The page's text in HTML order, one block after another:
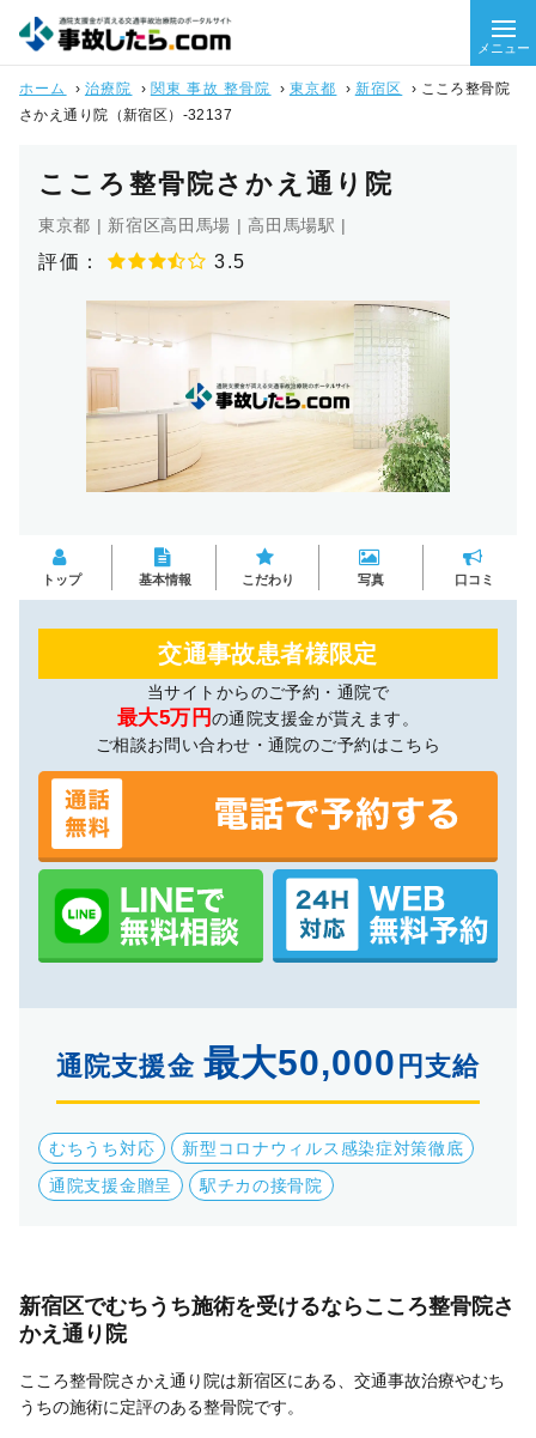
メニュー
ホーム › 治療院 › 関東 事故 整骨院 › 東京都 › 新宿区 › こころ整骨院
さかえ通り院（新宿区）-32137
こころ整骨院さかえ通り院
東京都 | 新宿区高田馬場 | 高田馬場駅 |
評価： 3.5
トップ 基本情報 こだわり 写真 口コミ
交通事故患者様限定
当サイトからのご予約・通院で
最大5万円の通院支援金が貰えます。
ご相談お問い合わせ・通院のご予約はこちら
通院支援金 最大50,000 円支給
むちうち対応
新型コロナウィルス感染症対策徹底
通院支援金贈呈
駅チカの接骨院
新宿区でむちうち施術を受けるならこころ整骨院さ
かえ通り院
こころ整骨院さかえ通り院は新宿区にある、交通事故治療やむち
うちの施術に定評のある整骨院です。